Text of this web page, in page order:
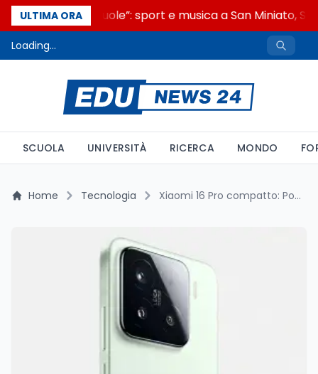
ULTIMA ORA
“Noi siamo le Scuole”: sport e musica a San Miniato,
Loading...
SCUOLA UNIVERSITÀ RICERCA MONDO
Home Tecnologia Xiaomi 16 Pro compatto: Potenza, batteria senza precedenti e display OLED, tutto in una nuova versione esclusiva